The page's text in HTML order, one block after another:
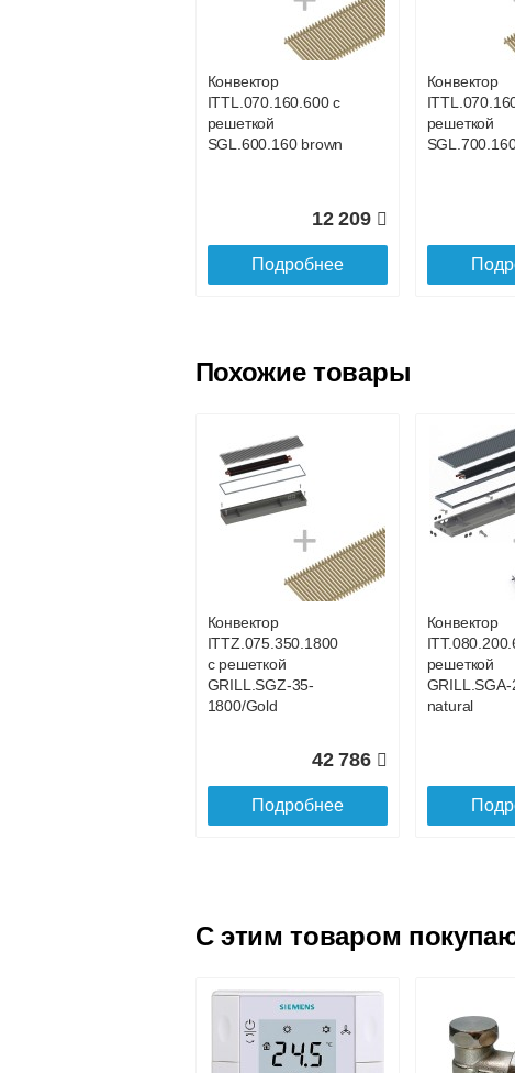
Подъем на этаж.
услуга платная
возможность
Доставка в регионы России.
Конвектор
ITTL.070.160.600 с
решеткой
SGL.600.160 brown
12 209
Подробнее
Конвектор
решеткой
Конвектор
ITTL.070.160.1100
SGL.1100.160
18 801
Подробнее
Конвектор
с решеткой
SGL.1600.160
brown
Конвектор
brown
Похожие товары
Конвектор
ITTZ.075.350.1800
с решеткой
GRILL.SGZ-35-
1800/Gold
42 786
Подробнее
Конвектор
решеткой
natural
Конвектор
Конвектор
C этим товаром